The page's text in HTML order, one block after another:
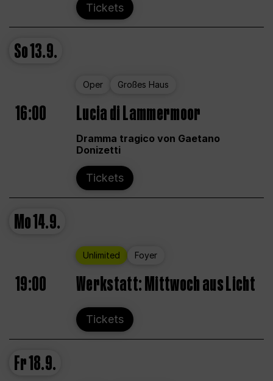
Tickets
So13.9.
Oper Großes Haus
16:00 Lucia di Lammermoor
Dramma tragico von Gaetano
Donizetti
Tickets
Mo14.9.
Unlimited Foyer
19:00 Werkstatt: Mittwoch aus Licht
Tickets
Fr18.9.